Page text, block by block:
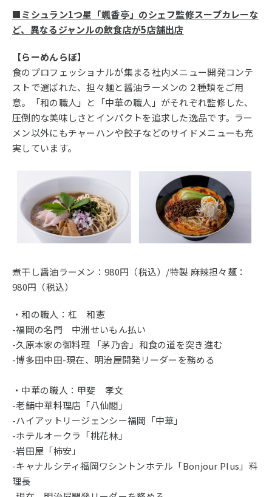
■ミシュラン1つ星「颯香亭」のシェフ監修スープカレーな
ど、異なるジャンルの飲食店が5店舗出店
【らーめんらぼ】
食のプロフェッショナルが集まる社内メニュー開発コンテ
ストで選ばれた、担々麺と醤油ラーメンの２種類をご用
意。「和の職人」と「中華の職人」がそれぞれ監修した、
圧倒的な美味しさとインパクトを追求した逸品です。ラー
メン以外にもチャーハンや餃子などのサイドメニューも充
実しています。
煮干し醤油ラーメン：980円（税込）/特製 麻辣担々麺：
980円（税込）
・和の職人：杠 和憲
-福岡の名門 中洲せいもん払い
-久原本家の御料理 「茅乃舎」和食の道を突き進む
-博多田中田-現在、明治屋開発リーダーを務める
・中華の職人：甲斐 孝文
-老舗中華料理店「八仙閣」
-ハイアットリージェンシー福岡「中華」
-ホテルオークラ「桃花林」
-岩田屋「柿安」
-キャナルシティ福岡ワシントンホテル「Bonjour Plus」料
理長